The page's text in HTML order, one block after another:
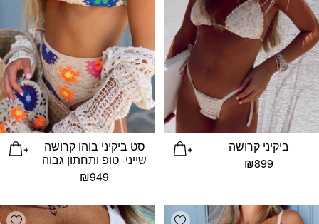
ביקיני קרושה
₪899
סט ביקיני בוהו קרושה
שייני- טופ ותחתון גבוה
₪949
Add wishlist